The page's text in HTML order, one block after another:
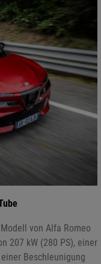
von Alfa Romeo
207 kW (280 PS), einer
Beschleunigung